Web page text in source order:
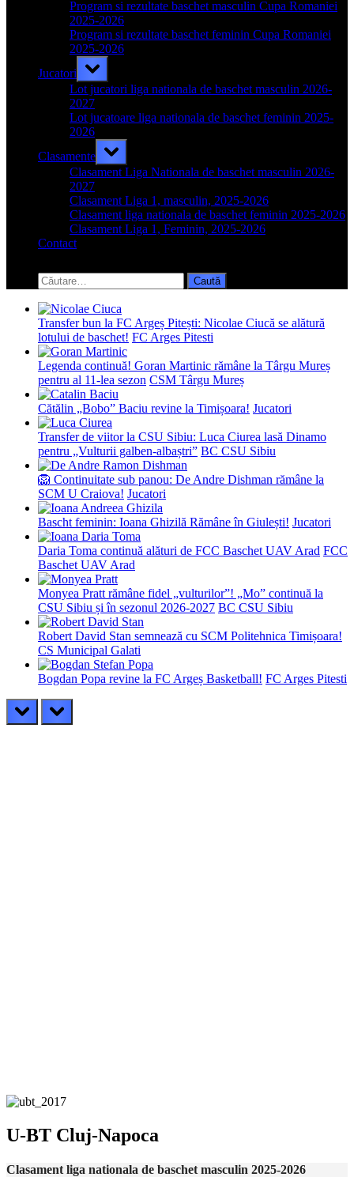
menu
Program si rezultate baschet masculin Cupa Romaniei
2025-2026
Program si rezultate baschet feminin Cupa Romaniei
2025-2026
Jucatori
Toggle
sub-
menu
Lot jucatori liga nationala de baschet masculin 2026-
2027
Lot jucatoare liga nationala de baschet feminin 2025-
2026
Clasamente
Toggle
sub-
menu
Clasament Liga Nationala de baschet masculin 2026-
2027
Clasament Liga 1, masculin, 2025-2026
Clasament liga nationala de baschet feminin 2025-2026
Clasament Liga 1, Feminin, 2025-2026
Contact
search
form
Caută
după:
Transfer bun la FC Argeș Pitești: Nicolae Ciucă se alătură
lotului de baschet! FC Arges Pitesti
Legenda continuă! Goran Martinic rămâne la Târgu Mureș
pentru al 11-lea sezon CSM Târgu Mureș
Cătălin „Bobo” Baciu revine la Timișoara! Jucatori
Transfer de viitor la CSU Sibiu: Luca Ciurea lasă Dinamo
pentru „Vulturii galben-albaștri” BC CSU Sibiu
🦁 Continuitate sub panou: De Andre Dishman rămâne la
SCM U Craiova! Jucatori
Bascht feminin: Ioana Ghizilă Rămâne în Giulești! Jucatori
Daria Toma continuă alături de FCC Baschet UAV Arad FCC
Baschet UAV Arad
Monyea Pratt rămâne fidel „vulturilor”! „Mo” continuă la
CSU Sibiu și în sezonul 2026-2027 BC CSU Sibiu
Robert David Stan semnează cu SCM Politehnica Timișoara!
CS Municipal Galati
Bogdan Popa revine la FC Argeș Basketball! FC Arges Pitesti
prev next
U-BT Cluj-Napoca
Clasament liga nationala de baschet masculin 2025-2026